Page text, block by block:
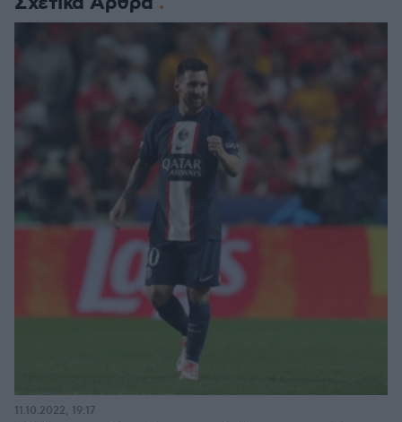
11.10.2022, 19:17